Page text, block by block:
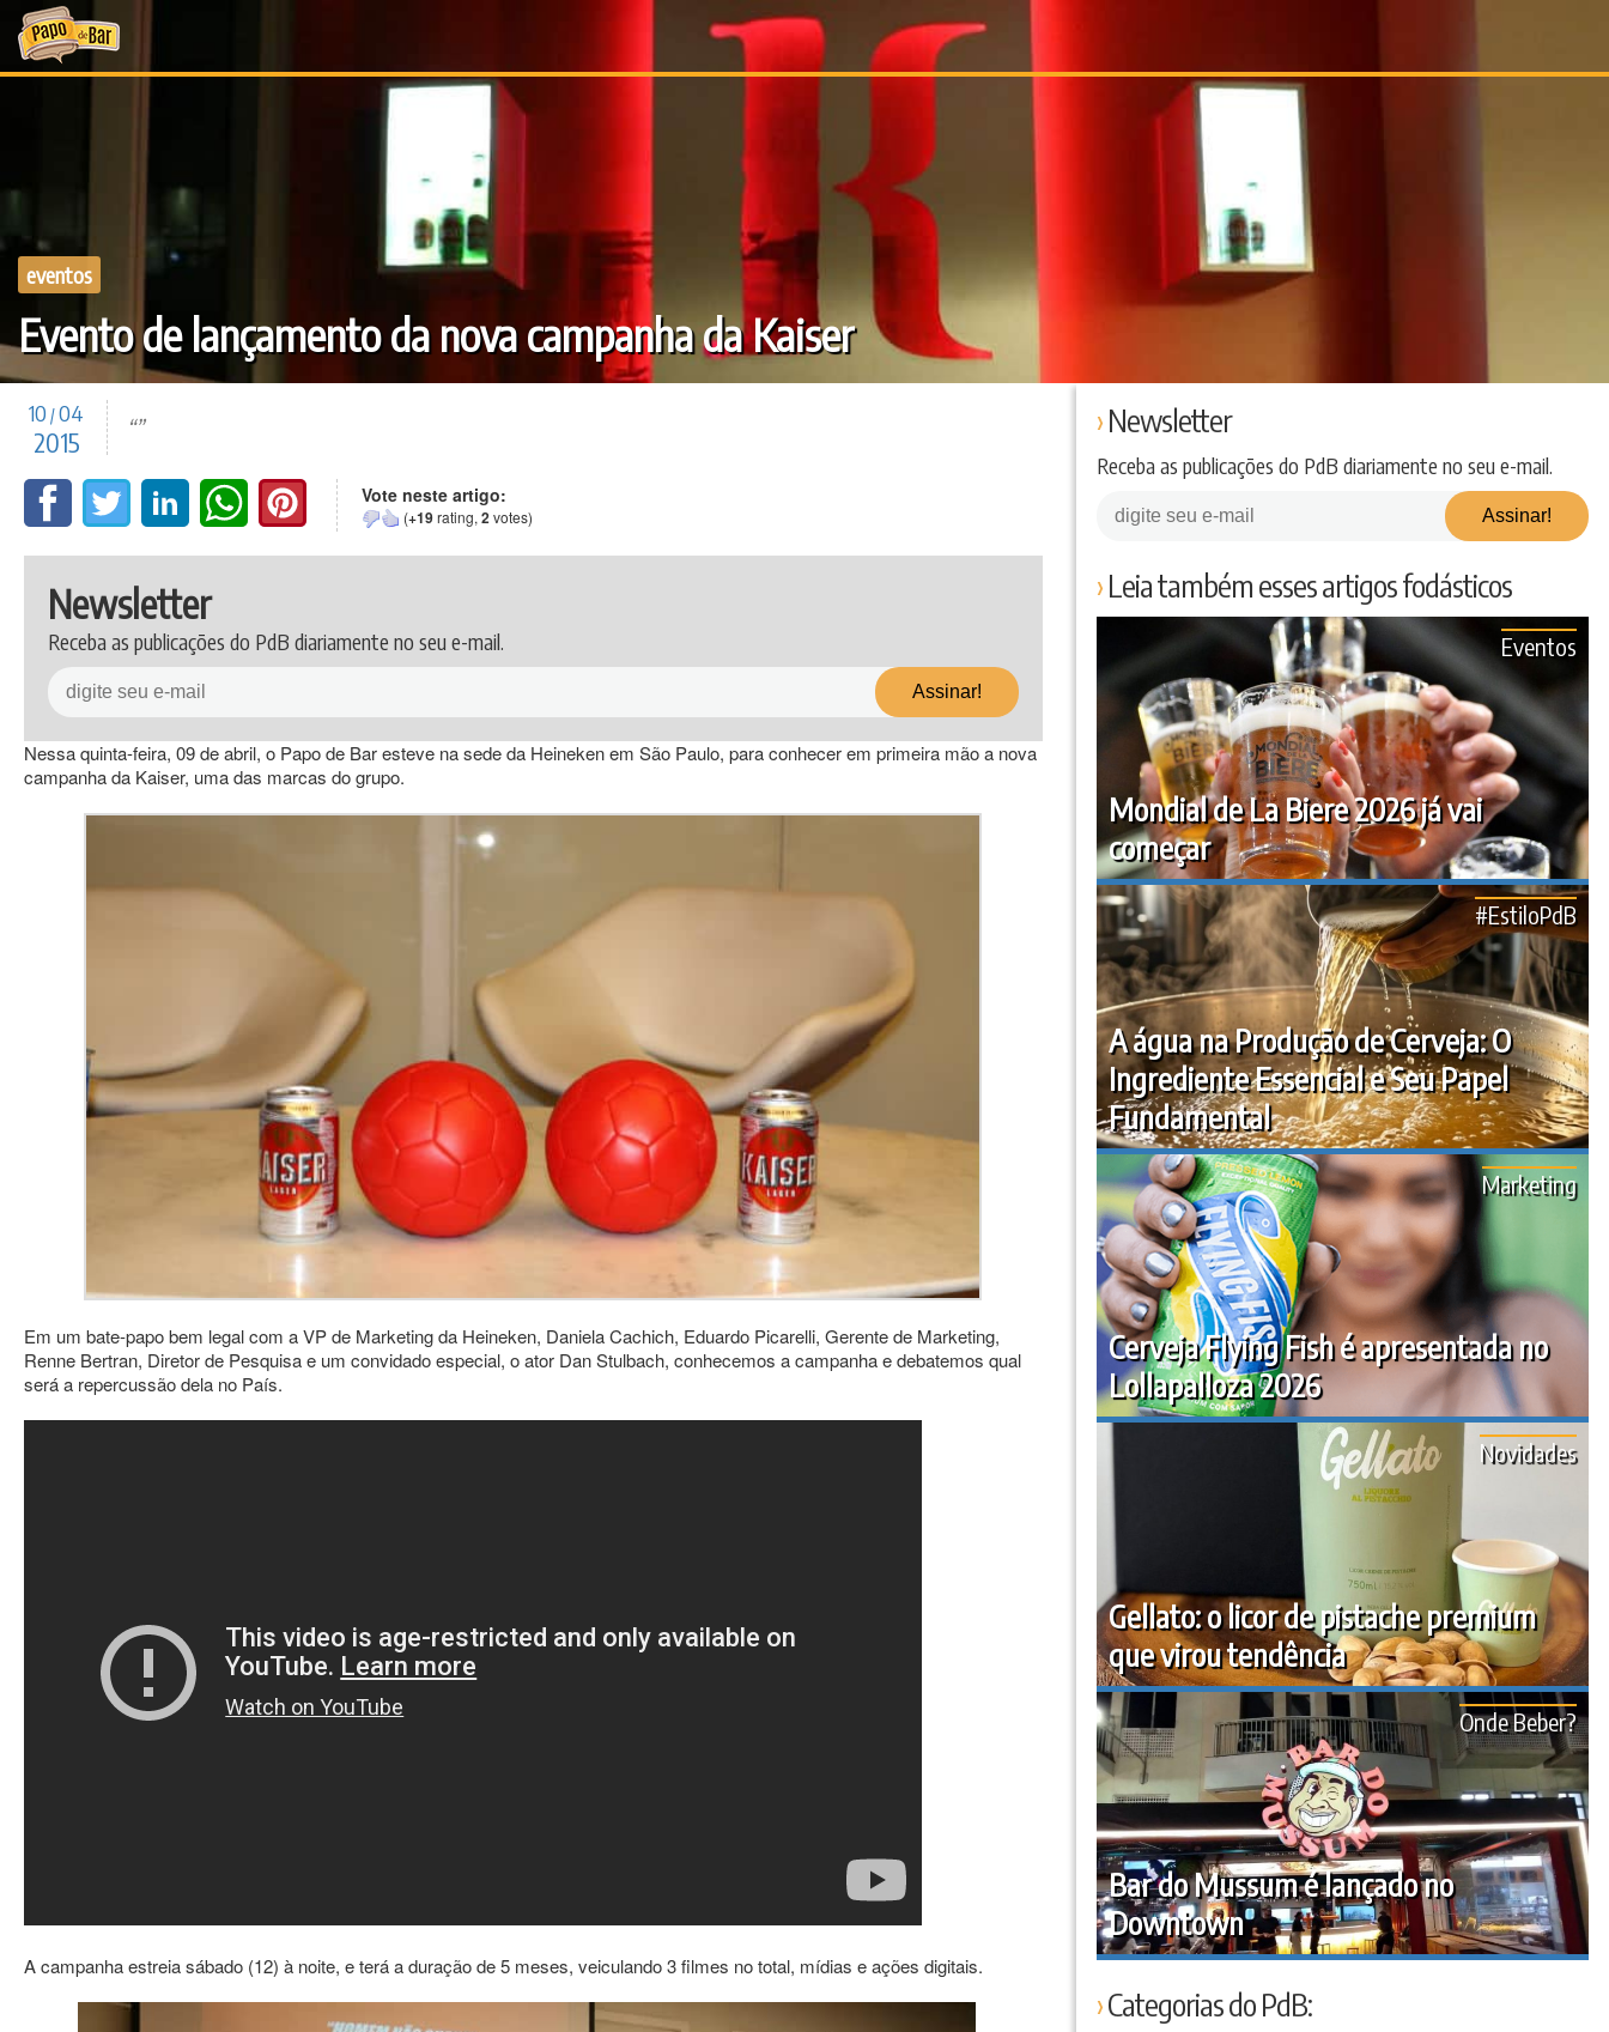
para
conteúdo
eventos
Evento de lançamento da nova campanha da Kaiser
10 /04
2015
Vote neste artigo:
(+19rating, 2 votes)
Newsletter
Receba as publicações do PdB diariamente no seu e-mail.
Nessa quinta-feira, 09 de abril, o Papo de Bar esteve na sede da Heineken em São Paulo, para conhecer em primeira mão a nova
campanha da Kaiser, uma das marcas do grupo.
Em um bate-papo bem legal com a VP de Marketing da Heineken, Daniela Cachich, Eduardo Picarelli, Gerente de Marketing,
Renne Bertran, Diretor de Pesquisa e um convidado especial, o ator Dan Stulbach, conhecemos a campanha e debatemos qual
será a repercussão dela no País.
A campanha estreia sábado (12) à noite, e terá a duração de 5 meses, veiculando 3 filmes no total, mídias e ações digitais.
Newsletter
Receba as publicações do PdB diariamente no seu e-mail.
Leia também esses artigos fodásticos
Mondial de La Biere 2026 já vai
começar
Eventos
A água na Produção de Cerveja: O
Ingrediente Essencial e Seu Papel
Fundamental
#EstiloPdB
Cerveja Flying Fish é apresentada no
Lollapalloza 2026
Marketing
Gellato: o licor de pistache premium
que virou tendência
Novidades
Bar do Mussum é lançado no
Downtown
Onde Beber?
Categorias do PdB: